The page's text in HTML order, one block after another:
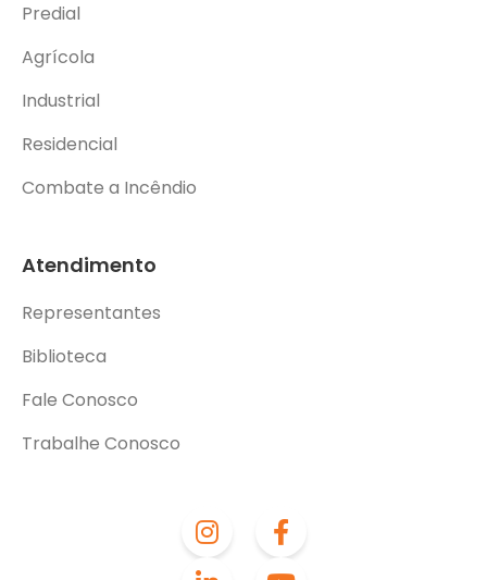
Predial
Agrícola
Industrial
Residencial
Combate a Incêndio
Atendimento
Representantes
Biblioteca
Fale Conosco
Trabalhe Conosco